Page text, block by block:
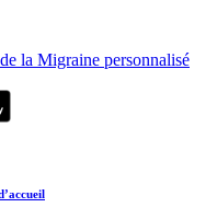
la Migraine personnalisé